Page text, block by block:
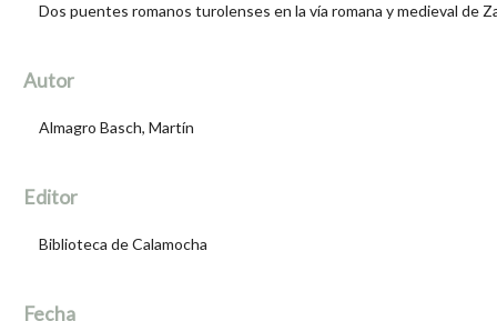
Dos puentes romanos turolenses en la vía romana y medieval de
Autor
Almagro Basch, Martín
Editor
Biblioteca de Calamocha
Fecha